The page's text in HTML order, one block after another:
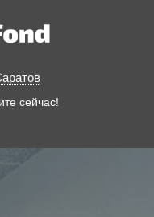
сейчас!